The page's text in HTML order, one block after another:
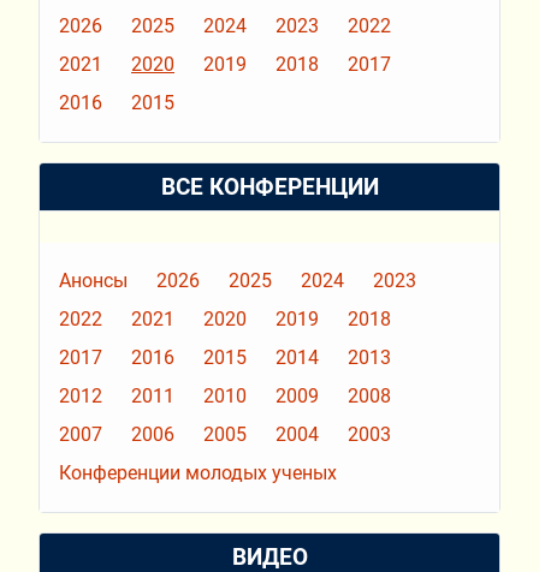
2026 2025 2024 2023
2022
2021
2020 2019 2018
2017
2016
2015
ВСЕ КОНФЕРЕНЦИИ
Анонсы 2026 2025 2024
2023
2022
2021 2020 2019
2018
2017
2016 2015 2014
2013
2012
2011 2010 2009
2008
2007
2006 2005 2004
2003
Конференции молодых ученых
ВИДЕО